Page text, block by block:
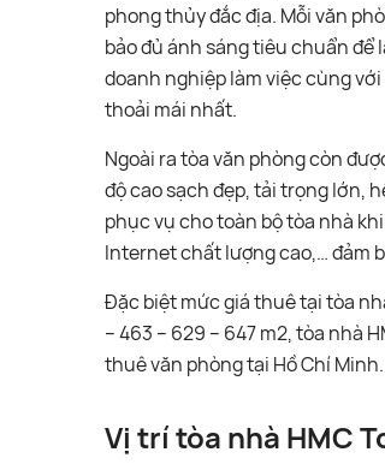
phong thủy đắc địa. Mỗi văn
bảo đủ ánh sáng tiêu chuẩn để
doanh nghiệp làm việc cùng
thoải mái nhất.
Ngoài ra tòa văn phòng còn
độ cao sạch đẹp, tải trọng lớn,
phục vụ cho toàn bộ tòa nhà
Internet chất lượng cao,… đảm
Đặc biệt mức giá thuê tại tòa
– 463 – 629 – 647 m2, tòa nhà
thuê văn phòng tại Hồ Chí Minh.
Vị trí tòa nhà HMC